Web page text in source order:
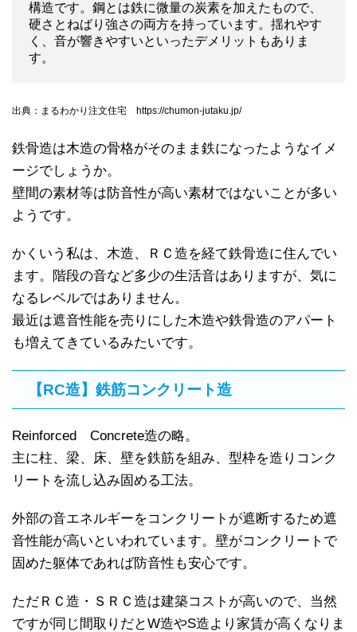
構造です。鋼とは鉄に微量の炭素を加えたもので、
硬さとねばり強さの両方を持っています。揺れやす
く、音が響きやすいといったデメリットもありま
す。
出典：まるわかり注文住宅 https://chumon-jutaku.jp/
鉄骨造は木造の骨格がそのまま鉄になったようなイメ
ージでしょうか。
壁間の素材等は防音性が高い素材ではないことが多い
ようです。
かくいう私は、木造、ＲＣ造を経て鉄骨造に住んでい
ます。階段の音など多少の生活音はありますが、気に
なるレベルではありません。
最近は遮音性能を売りにした木造や鉄骨造のアパート
も増えてきているみたいです。
【RC造】鉄筋コンクリート造
Reinforced Concrete造の略。
主に柱、梁、床、壁を鉄筋を組み、型枠を造りコンク
リートを流し込み固める工法。
外部の音エネルギーをコンクリートが遮断するため遮
音性能が高いといわれています。壁がコンクリートで
固めた躯体であれば防音性も安心です。
ただＲＣ造・ＳＲＣ造は建築コストが高いので、当然
ですが同じ間取りだとW造やS造より家賃が高くなりま